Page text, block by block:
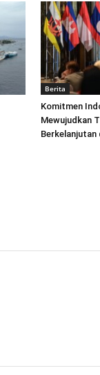
Berita
Komitmen
Mewujudkan
Berkelanjutan